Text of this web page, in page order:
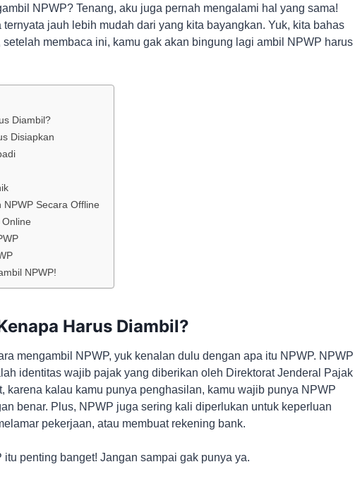
NPWP? Tenang, aku juga pernah mengalami hal yang sama!
jauh lebih mudah dari yang kita bayangkan. Yuk, kita bahas
membaca ini, kamu gak akan bingung lagi ambil NPWP harus
Diambil?
Disiapkan
Secara Offline
NPWP!
Harus Diambil?
mengambil NPWP, yuk kenalan dulu dengan apa itu NPWP. NPWP
identitas wajib pajak yang diberikan oleh Direktorat Jenderal Pajak
karena kalau kamu punya penghasilan, kamu wajib punya NPWP
benar. Plus, NPWP juga sering kali diperlukan untuk keperluan
pekerjaan, atau membuat rekening bank.
itu penting banget! Jangan sampai gak punya ya.